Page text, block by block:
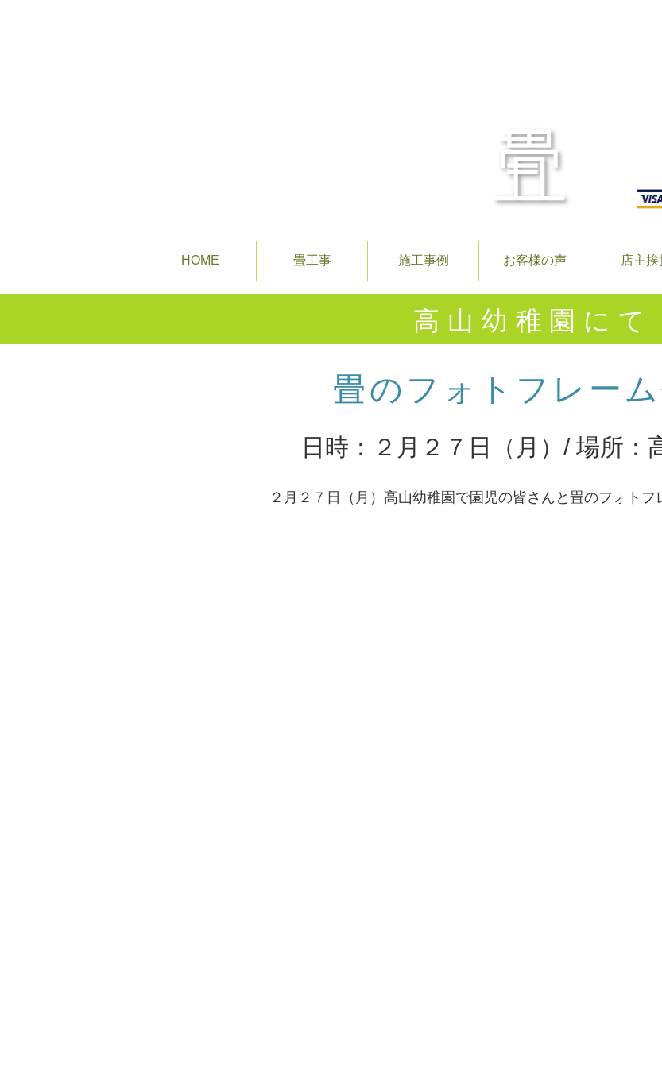
HOME 畳工事 施工事例 お客様の声 店主挨
高山幼稚園にて
畳のフォトフレーム
日時：２月２７日（月）/ 場所：
２月２７日（月）高山幼稚園で園児の皆さんと畳のフォトフ